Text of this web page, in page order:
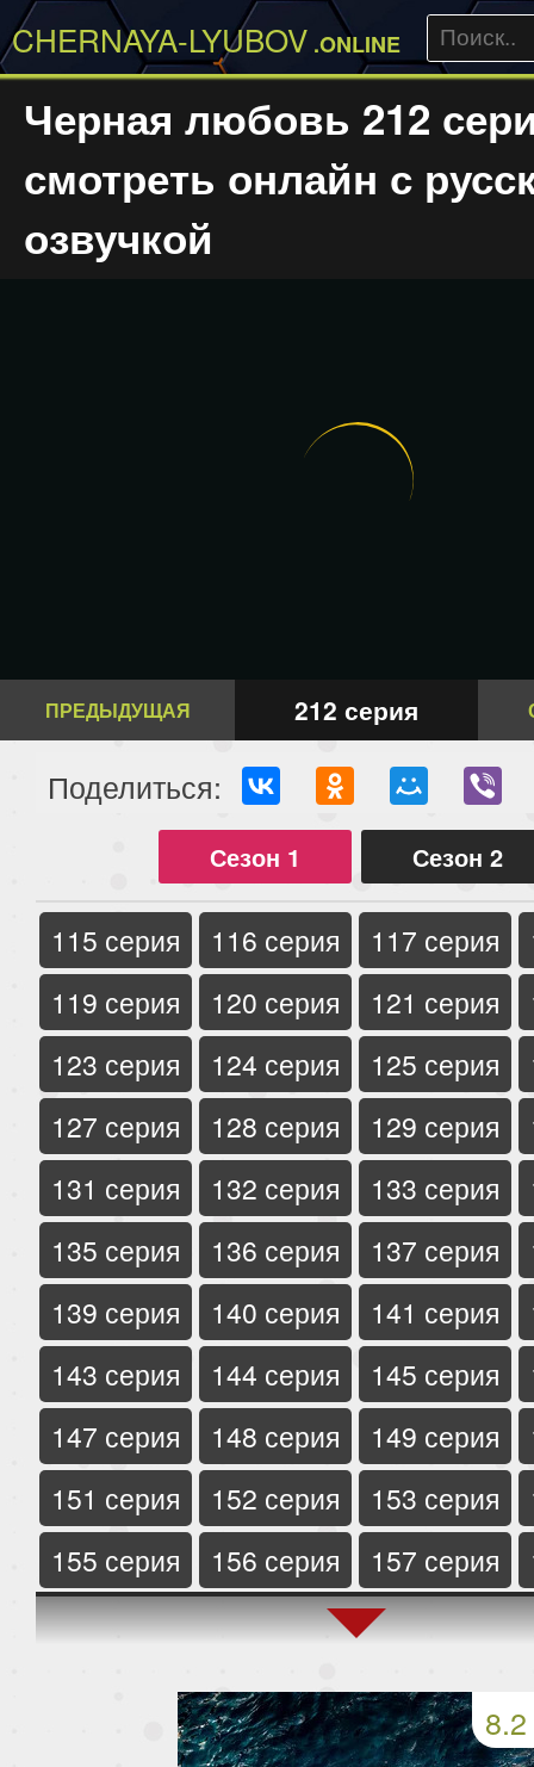
CHERNAYA-LYUBOV .ONLINE
Черная любовь 212
смотреть онлайн с
озвучкой
ПРЕДЫДУЩАЯ 212 серия
Поделиться:
Сезон 1 Сезон 2
115 серия 116 серия 117 серия
119 серия
120 серия 121 серия
123 серия
124 серия 125 серия
127 серия
128 серия 129 серия
131 серия
132 серия 133 серия
135 серия
136 серия 137 серия
139 серия
140 серия 141 серия
143 серия
144 серия 145 серия
147 серия
148 серия 149 серия
151 серия
152 серия 153 серия
155 серия
156 серия 157 серия
159 серия
160 серия 161 серия
163 серия
164 серия 165 серия
167 серия
168 серия 169 серия
8.2